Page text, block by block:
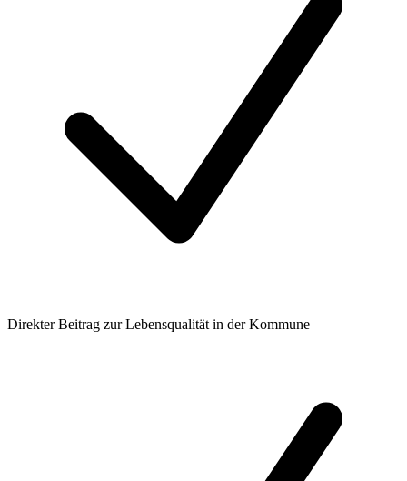
Direkter Beitrag zur Lebensqualität in der Kommune